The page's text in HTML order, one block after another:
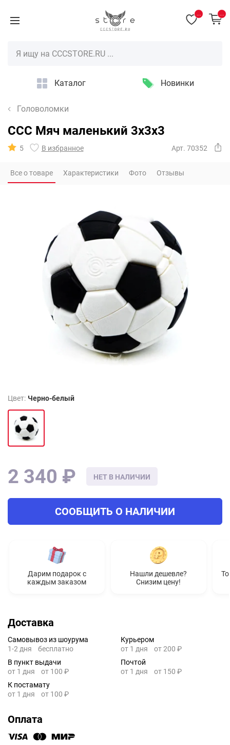
Каталог Новинки
Головоломки
CCC Мяч маленький 3x3x3
5 В избранное Арт. 70352
Все о товаре Характеристики Фото Отзывы
Цвет: Черно-белый
НЕТ В НАЛИЧИИ
2 340 ₽
СООБЩИТЬ О НАЛИЧИИ
Дарим подарок с
каждым заказом
Нашли дешевле?
Снизим цену!
Доставка
Самовывоз из шоурума
1-2 дня
бесплатно
Курьером
от 1 дня
от 200 ₽
В пункт выдачи
от 1 дня
от 100 ₽
Почтой
от 1 дня
от 150 ₽
К постамату
от 1 дня
от 100 ₽
Оплата